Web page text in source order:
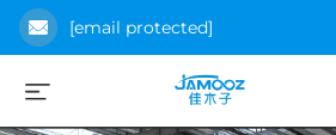
[email protected]